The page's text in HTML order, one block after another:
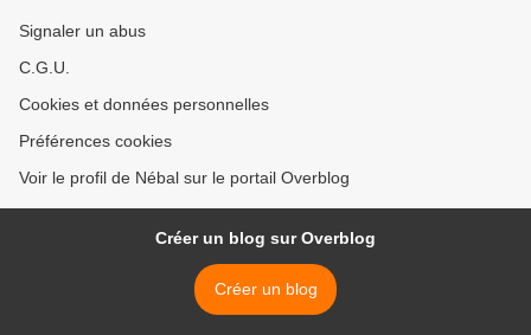
Signaler un abus
C.G.U.
Cookies et données personnelles
Préférences cookies
Voir le profil de Nébal sur le portail Overblog
Créer un blog sur Overblog
Créer un blog